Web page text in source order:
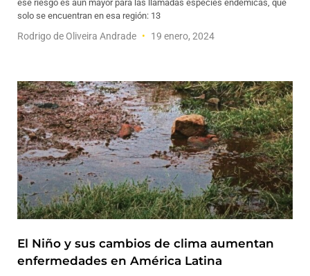
ese riesgo es aún mayor para las llamadas especies endémicas, que
solo se encuentran en esa región: 13
Rodrigo de Oliveira Andrade 19 enero, 2024
El Niño y sus cambios de clima aumentan
enfermedades en América Latina